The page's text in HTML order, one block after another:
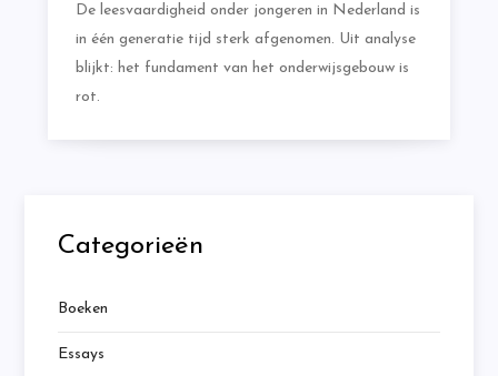
De leesvaardigheid onder jongeren in Nederland is
in één generatie tijd sterk afgenomen. Uit analyse
blijkt: het fundament van het onderwijsgebouw is
rot.
Categorieën
Boeken
Essays